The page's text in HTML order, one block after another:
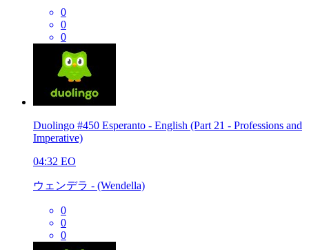
0
0
0
Duolingo #450 Esperanto - English (Part 21 - Professions and
Imperative)
04:32 EO
ウェンデラ - (Wendella)
0
0
0